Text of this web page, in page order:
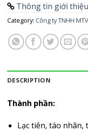
Thông tin giới thiệu
Category: Công ty TNHH
DESCRIPTION
Thành phần:
Lạc tiên, táo nhân,